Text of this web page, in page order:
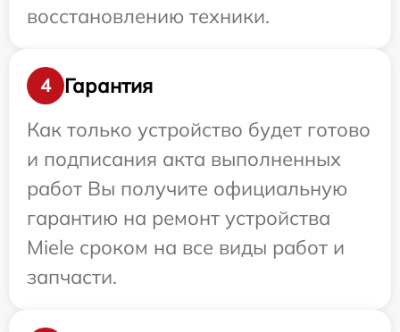
восстановлению техники.
4
Гарантия
Как только устройство будет готово
и подписания акта выполненных
работ Вы получите официальную
гарантию на ремонт устройства
Miele сроком на все виды работ и
запчасти.